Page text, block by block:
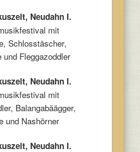
Neudahn I.
mit
Schlosstäscher,
und Fleggazoddler
Neudahn I.
mit
Balangabäägger,
und Nashörner
Neudahn I.